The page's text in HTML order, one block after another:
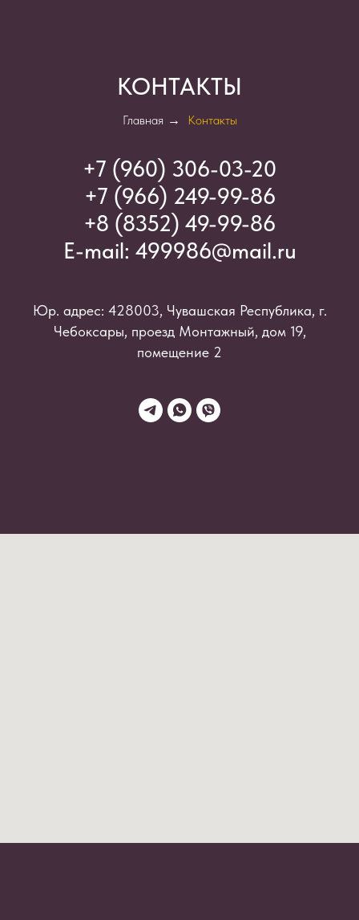
КОНТАКТЫ
Главная → Контакты
+7 (960) 306-03-20
+7 (966) 249-99-86
+8 (8352) 49-99-86
E-mail: 499986@mail.ru
Юр. адрес: 428003, Чувашская Республика, г.
Чебоксары, проезд Монтажный, дом 19,
помещение 2